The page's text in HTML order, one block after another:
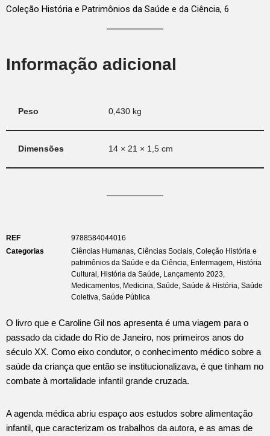
Coleção História e Patrimônios da Saúde e da Ciência, 6
Informação adicional
Peso 0,430 kg
Dimensões 14 × 21 × 1,5 cm
REF
9788584044016
Categorias
Ciências Humanas, Ciências Sociais, Coleção História e
patrimônios da Saúde e da Ciência, Enfermagem, História
Cultural , História da Saúde, Lançamento 2023,
Medicamentos, Medicina, Saúde, Saúde & História, Saúde
Coletiva, Saúde Pública
O livro que e Caroline Gil nos apresenta é uma viagem para o
passado da cidade do Rio de Janeiro, nos primeiros anos do
século XX. Como eixo condutor, o conhecimento médico sobre a
saúde da criança que então se institucionalizava, é que tinham no
combate à mortalidade infantil grande cruzada.
A agenda médica abriu espaço aos estudos sobre alimentação
infantil, que caracterizam os trabalhos da autora, e as amas de